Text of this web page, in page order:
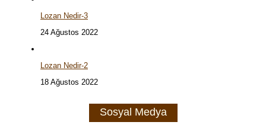
Lozan Nedir-3
24 Ağustos 2022
Lozan Nedir-2
18 Ağustos 2022
Sosyal Medya